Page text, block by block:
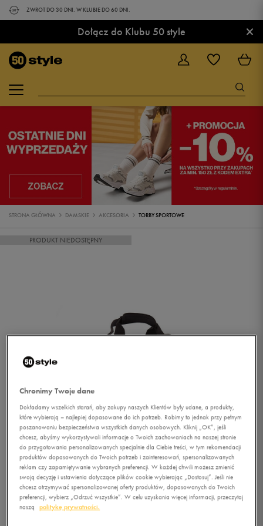
ZWROT DO 30 DNI. W KLUBIE DO 60 DNI.
Dołącz do Klubu 50 style ×
STRONA GŁÓWNA DAMSKIE AKCESORIA TORBY SPORTOWE
PRODUKT NIEDOSTĘPNY
Chronimy Twoje dane
Dokładamy wszelkich starań, aby zakupy naszych Klientów były udane, a produkty,
które wybierają – najlepiej dopasowane do ich potrzeb. Robimy to jednak przy pełnym
poszanowaniu bezpieczeństwa wszystkich danych osobowych. Kliknij „OK”, jeśli
chcesz, abyśmy wykorzystywali informacje o Twoich zachowaniach na naszej stronie
do przygotowania personalizowanych specjalnie dla Ciebie treści, w tym rekomendacji
produktów dopasowanych do Twoich potrzeb i zainteresowań, spersonalizowanych
reklam czy zapamiętywanie wybranych preferencji. W każdej chwili możesz zmienić
swoją decyzję i ustawienia dotyczące plików cookie wybierając „Dostosuj”. Jeśli nie
chcesz otrzymywać spersonalizowanej oferty produktów, dopasowanych do Twoich
preferencji, wybierz „Odrzuć wszystkie”. W celu uzyskania więcej informacji, przeczytaj
naszą
politykę prywatności.